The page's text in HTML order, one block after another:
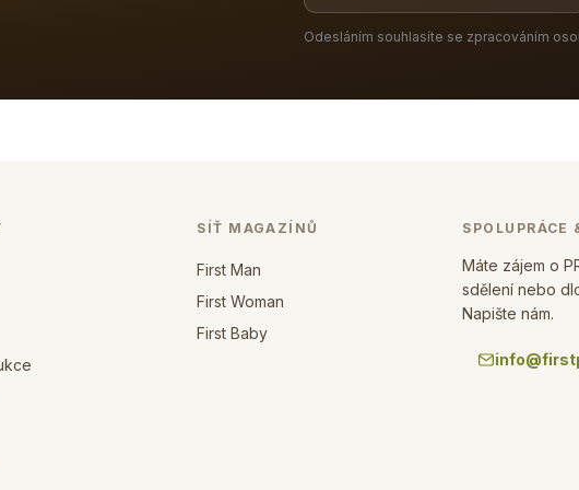
Odesláním souhlasíte se zpracováním
SÍŤ MAGAZÍNŮ
First Man
First Woman
First Baby
SPOLUPRÁCE
Máte zájem o
sdělení nebo
Napište nám.